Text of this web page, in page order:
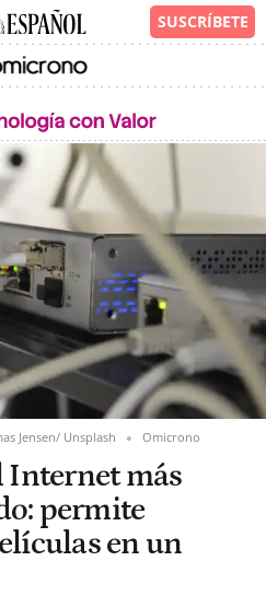
Jensen/ Unsplash Omicrono
Internet más
permite
en un